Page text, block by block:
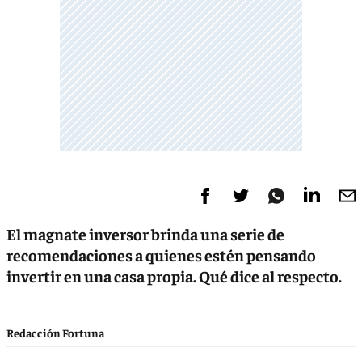
El magnate inversor brinda una serie de
recomendaciones a quienes estén pensando
invertir en una casa propia. Qué dice al respecto.
Redacción Fortuna